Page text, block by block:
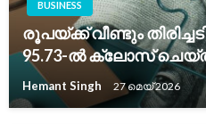
BUSINESS
രൂപയ്ക്ക് വീണ്ടും
95.73-ൽ ക്ലോസ്
Hemant Singh 27 മെയ്‌ 2026